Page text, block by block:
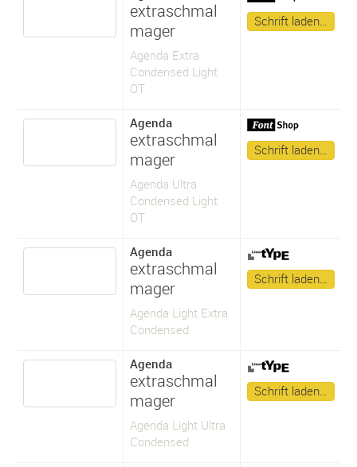
extraschmal
mager
Agenda Extra
Condensed Light
OT
Schrift laden…
Agenda
extraschmal
mager
Agenda Ultra
Condensed Light
OT
Schrift laden…
Agenda
extraschmal
mager
Agenda Light Extra
Condensed
Schrift laden…
Agenda
extraschmal
mager
Agenda Light Ultra
Condensed
Schrift laden…